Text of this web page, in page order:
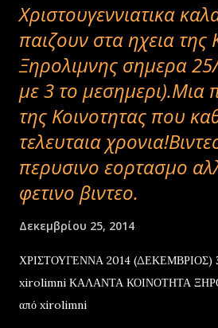
Χριστουγεννιατικα
παιζουν στα ηχεια της
Ξηρολιμνης σημερα
με 3 το μεσημερι).Μια
της Κοινοτητας που
τελευταια
περυσινο εορτασμο
φετινο βιντεο.
Δεκεμβρίου 25, 2014
ΧΡΙΣΤΟΥΓΕΝΝΑ 2014 (ΔΕΚΕΜΒΡΙΟΣ)
xirolimni ΚΑΛΑΝΤΑ ΚΟΙΝΟΤΗΤΑ
από xirolimni